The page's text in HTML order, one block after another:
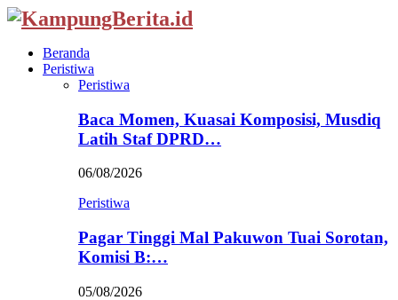
Beranda
Peristiwa
Peristiwa
Baca Momen, Kuasai Komposisi, Musdiq
Latih Staf DPRD…
06/08/2026
Peristiwa
Pagar Tinggi Mal Pakuwon Tuai Sorotan,
Komisi B:…
05/08/2026